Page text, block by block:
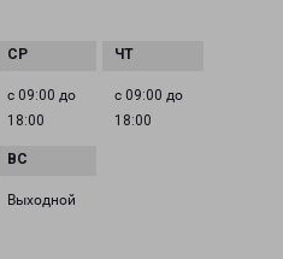
с 09:00 до
18:00
с 09:00 до
18:00
Выходной